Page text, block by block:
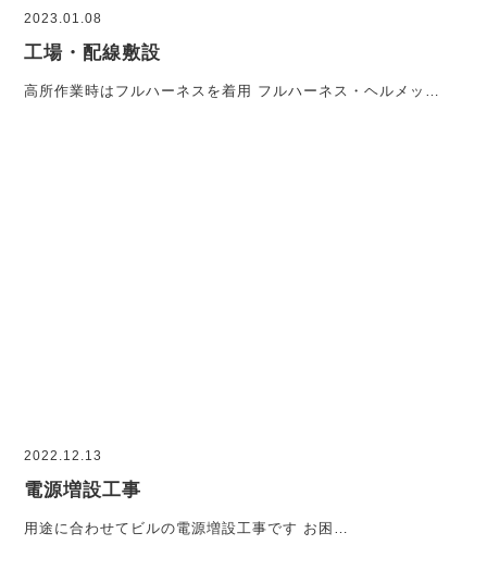
2023.01.08
工場・配線敷設
高所作業時はフルハーネスを着用 フルハーネス・ヘルメッ…
2022.12.13
電源増設工事
用途に合わせてビルの電源増設工事です お困…